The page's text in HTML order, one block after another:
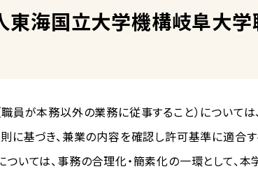
東海国立大学機構岐阜大
員が本務以外の業務に従事すること）について
に基づき、兼業の内容を確認し許可基準に適合す
いては、事務の合理化・簡素化の一環として、本